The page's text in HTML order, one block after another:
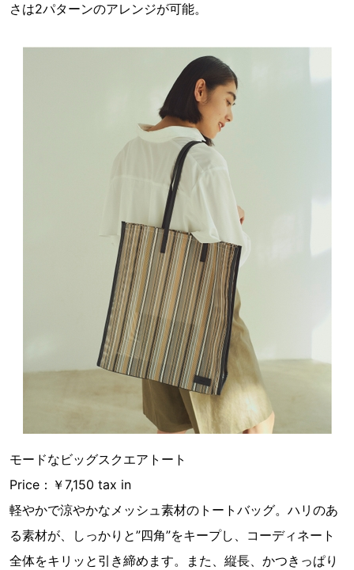
さは2パターンのアレンジが可能。
モードなビッグスクエアトート
Price：￥7,150 tax in
軽やかで涼やかなメッシュ素材のトートバッグ。ハリのあ
る素材が、しっかりと”四角”をキープし、コーディネート
全体をキリッと引き締めます。また、縦長、かつきっぱり